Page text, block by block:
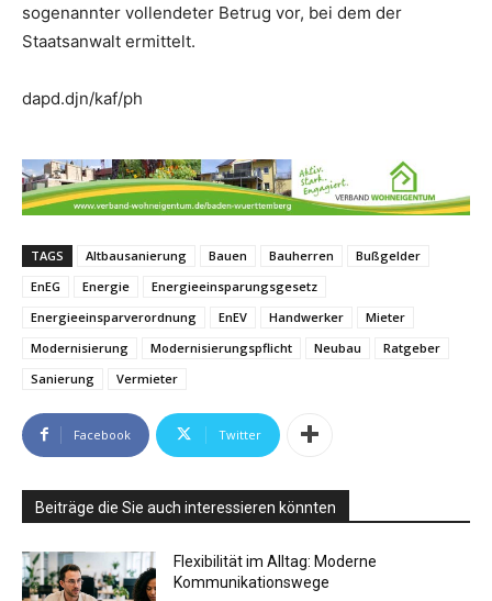
sogenannter vollendeter Betrug vor, bei dem der
Staatsanwalt ermittelt.
dapd.djn/kaf/ph
TAGS Altbausanierung Bauen Bauherren
Bußgelder
EnEG
Energie
Energieeinsparungsgesetz
Energieeinsparverordnung
EnEV Handwerker
Mieter
Modernisierung
Modernisierungspflicht Neubau
Ratgeber
Sanierung
Vermieter
Facebook Twitter
Beiträge die Sie auch interessieren könnten
Flexibilität im Alltag: Moderne
Kommunikationswege